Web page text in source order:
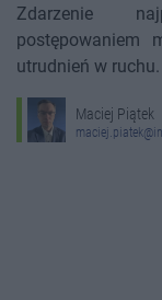
Zdarzenie
postępowaniem
utrudnień w ruchu.
Maciej Piątek